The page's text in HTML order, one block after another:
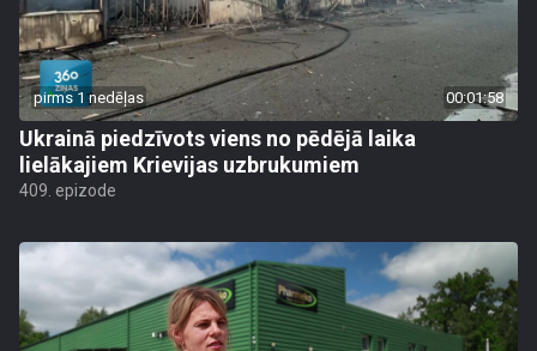
pirms 1 nedēļas 00:01:58
Ukrainā piedzīvots viens no pēdējā laika
lielākajiem Krievijas uzbrukumiem
409. epizode